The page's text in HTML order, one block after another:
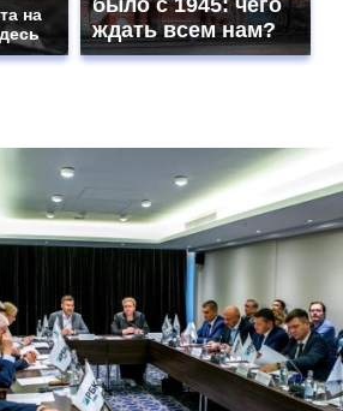
на
было с 1945: чего
ждать всем нам?